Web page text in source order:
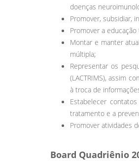
doenças
Promover, subsidiar,
Promover a
Montar e manter
múltipla;
Representar os
(LACTRIMS), assim
à troca de
Estabelecer
tratamento e a
Promover atividades
Board Quadriênio